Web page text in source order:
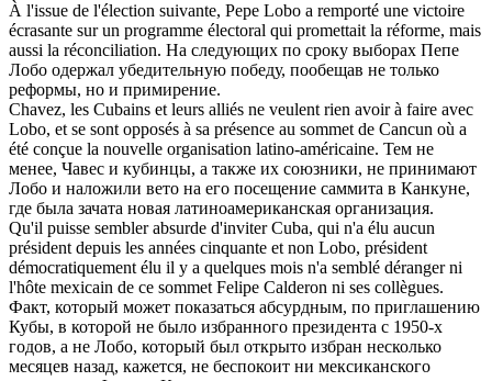
À l'issue de l'élection suivante, Pepe Lobo a remporté une victoire
écrasante sur un programme électoral qui promettait la réforme, mais
aussi la réconciliation. На следующих по сроку выборах Пепе
Лобо одержал убедительную победу, пообещав не только
реформы, но и примирение.
Chavez, les Cubains et leurs alliés ne veulent rien avoir à faire avec
Lobo, et se sont opposés à sa présence au sommet de Cancun où a
été conçue la nouvelle organisation latino-américaine. Тем не
менее, Чавес и кубинцы, а также их союзники, не принимают
Лобо и наложили вето на его посещение саммита в Канкуне,
где была зачата новая латиноамериканская организация.
Qu'il puisse sembler absurde d'inviter Cuba, qui n'a élu aucun
président depuis les années cinquante et non Lobo, président
démocratiquement élu il y a quelques mois n'a semblé déranger ni
l'hôte mexicain de ce sommet Felipe Calderon ni ses collègues.
Факт, который может показаться абсурдным, по приглашению
Кубы, в которой не было избранного президента с 1950-х
годов, а не Лобо, который был открыто избран несколько
месяцев назад, кажется, не беспокоит ни мексиканского